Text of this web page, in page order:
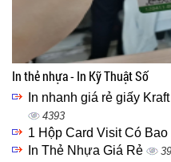
In thẻ nhựa - In Kỹ Thuật Số
In nhanh giá rẻ giấy
4393
1 Hộp Card Visit Có
In Thẻ Nhựa Giá Rẻ